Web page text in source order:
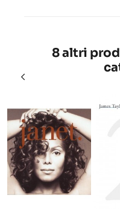
8 altri